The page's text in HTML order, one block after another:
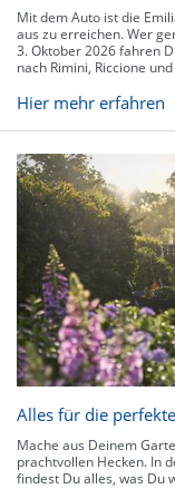
Mit dem Auto ist die
aus zu erreichen. Wer
3. Oktober 2026 fahren
nach Rimini, Riccione
Hier mehr erfahren
Alles für die
Mache aus Deinem
prachtvollen Hecken. In
findest Du alles, was Du